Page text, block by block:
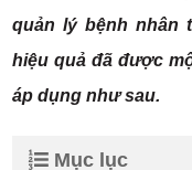
quản lý bệnh nhân
hiệu quả đã được
áp dụng như sau.
Mục lục